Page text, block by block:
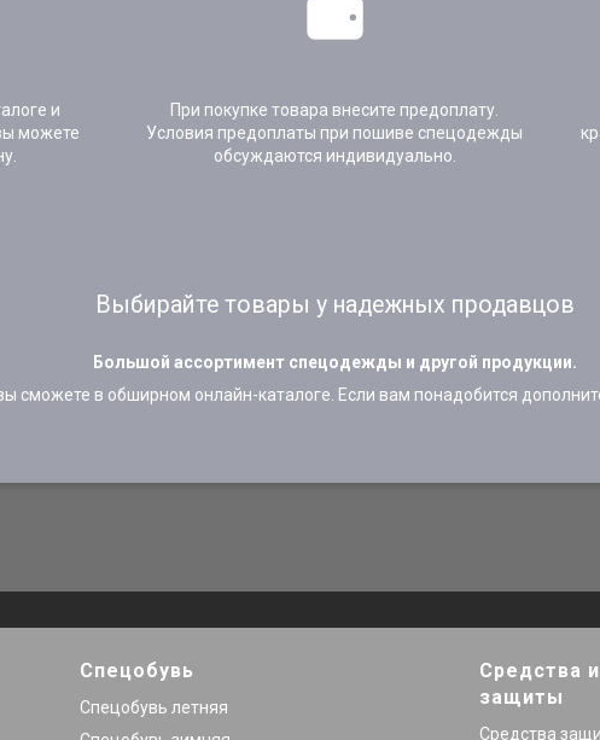
и
можете
При покупке товара внесите предоплату.
Условия предоплаты при пошиве спецодежды
обсуждаются индивидуально.
Выбирайте товары у надежных продавцов
Большой ассортимент спецодежды и другой продукции.
сможете в обширном онлайн-каталоге. Если вам понадобится
Спецобувь
Спецобувь летняя
Средства
защиты
Средства